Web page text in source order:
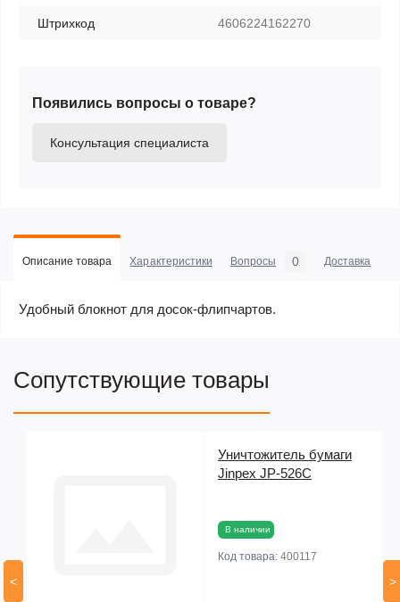
Штрихкод 4606224162270
Появились вопросы о товаре?
Консультация специалиста
Описание товара Характеристики Вопросы 0 Доставка
Удобный блокнот для досок-флипчартов.
Сопутствующие товары
<
Уничтожитель бумаги
Jinpex JP-526C
В наличии
Код товара: 400117
>